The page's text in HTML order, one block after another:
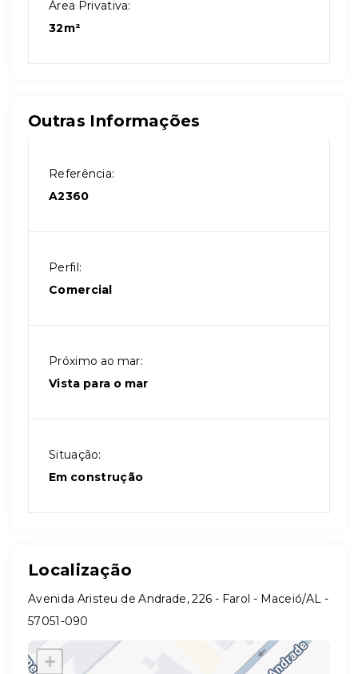
Área Privativa:
32m²
Outras Informações
Referência:
A2360
Perfil:
Comercial
Próximo ao mar:
Vista para o mar
Situação:
Em construção
Localização
Avenida Aristeu de Andrade, 226 - Farol - Maceió/AL -
57051-090
+